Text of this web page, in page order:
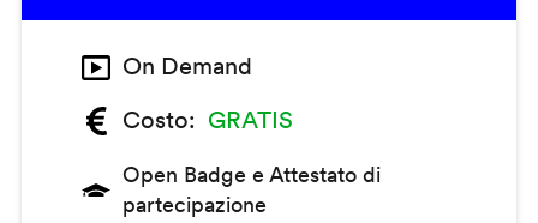
On Demand
Costo
GRATIS
Open Badge e Attestato di
partecipazione